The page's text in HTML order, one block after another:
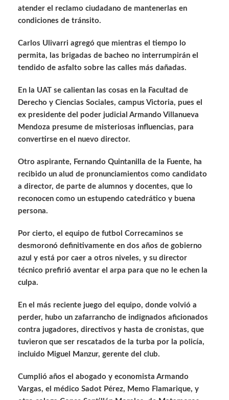
atender el reclamo ciudadano de mantenerlas en
condiciones de tránsito.
Carlos Ulivarri agregó que mientras el tiempo lo
permita, las brigadas de bacheo no interrumpirán el
tendido de asfalto sobre las calles más dañadas.
En la UAT se calientan las cosas en la Facultad de
Derecho y Ciencias Sociales, campus Victoria, pues el
ex presidente del poder judicial Armando Villanueva
Mendoza presume de misteriosas influencias, para
convertirse en el nuevo director.
Otro aspirante, Fernando Quintanilla de la Fuente, ha
recibido un alud de pronunciamientos como candidato
a director, de parte de alumnos y docentes, que lo
reconocen como un estupendo catedrático y buena
persona.
Por cierto, el equipo de futbol Correcaminos se
desmoronó definitivamente en dos años de gobierno
azul y está por caer a otros niveles, y su director
técnico prefirió aventar el arpa para que no le echen la
culpa.
En el más reciente juego del equipo, donde volvió a
perder, hubo un zafarrancho de indignados aficionados
contra jugadores, directivos y hasta de cronistas, que
tuvieron que ser rescatados de la turba por la policía,
incluido Miguel Manzur, gerente del club.
Cumplió años el abogado y economista Armando
Vargas, el médico Sadot Pérez, Memo Flamarique, y